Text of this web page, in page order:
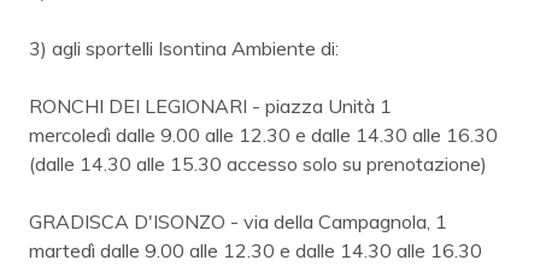
3) agli sportelli Isontina Ambiente di:
RONCHI DEI LEGIONARI - piazza Unità 1
mercoledì dalle 9.00 alle 12.30 e dalle 14.30 alle 16.30
(dalle 14.30 alle 15.30 accesso solo su prenotazione)
GRADISCA D'ISONZO - via della Campagnola, 1
martedì dalle 9.00 alle 12.30 e dalle 14.30 alle 16.30